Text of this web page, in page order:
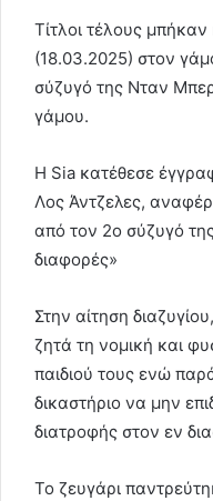
Τίτλοι τέλους μπήκαν
(18.03.2025) στον
σύζυγό της Νταν
γάμου.
Η Sia κατέθεσε
Λος Άντζελες,
από τον 2ο σύζυγό
διαφορές»
Στην αίτηση
ζητά τη νομική και
παιδιού τους ενώ
δικαστήριο να μην
διατροφής στον εν
Το ζευγάρι